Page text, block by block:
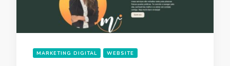
MARKETING DIGITAL WEBSITE